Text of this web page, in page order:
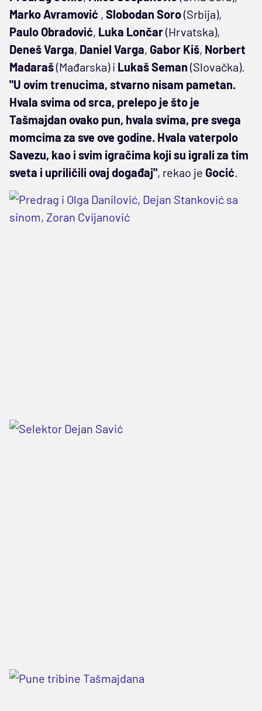
Marko Avramović , Slobodan Soro(Srbija),
Paulo Obradović, Luka Lončar(Hrvatska),
DenešVarga, Daniel Varga, Gabor Kiš, Norbert
Madaraš(Mađarska) i LukašSeman (Slovačka).
"U ovim trenucima, stvarno nisam pametan.
Hvala svima od srca, prelepo je što je
Tašmajdan ovako pun, hvala svima, pre svega
momcima za sve ove godine. Hvala vaterpolo
Savezu, kao i svim igračima koji su igrali za tim
sveta i upriličili ovaj događaj", rekao je Gocić.